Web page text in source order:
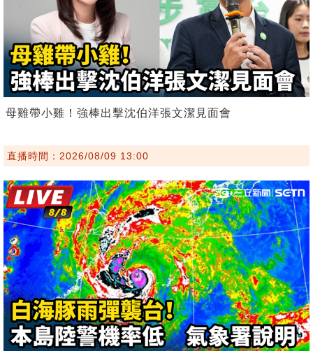
母雞帶小雞！強棒出擊沈伯洋張文潔見面會
直播時間：2026/08/09 13:00